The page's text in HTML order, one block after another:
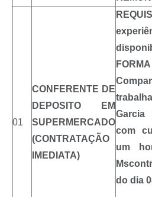
01
CONFERENTE DE
DEPOSITO EM
SUPERMERCADO
(CONTRATAÇÃO
IMEDIATA)
Garcia
com
um
do dia